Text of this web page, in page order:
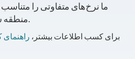
ما نرخ‌های متفاوتی را
منطقه ساکرامنتو ارائه می‌کنیم.
برای کسب اطلاعات بیشتر، راهنمای